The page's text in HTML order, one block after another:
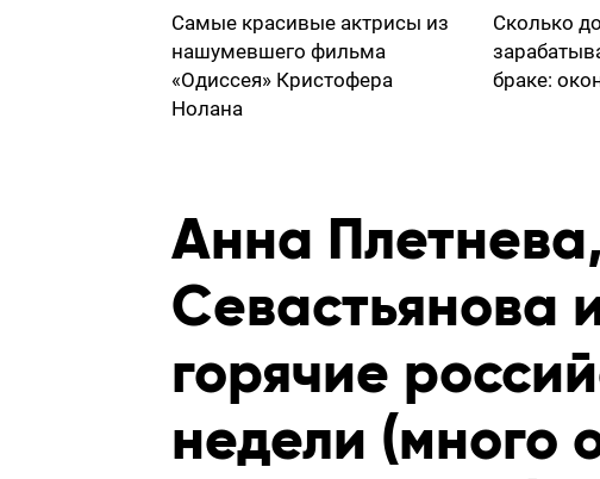
Самые красивые актрисы из
нашумевшего фильма
«Одиссея» Кристофера
Нолана
Сколько
браке:
Анна
Севастьянова
горячие
недели (много